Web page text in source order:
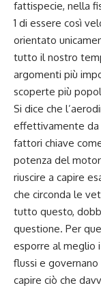
fattispecie, nella
1 di essere così
orientato
tutto il nostro
argomenti più
scoperte più
Si dice che
effettivamente da
fattori chiave
potenza del
riuscire a capire
che circonda le
tutto questo,
questione. Per
esporre al meglio
flussi e
capire ciò che